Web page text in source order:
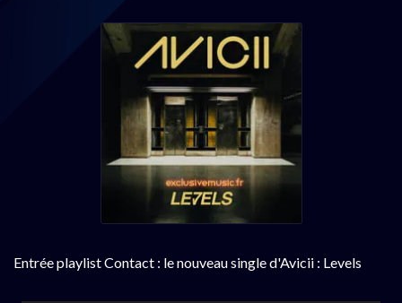
Entrée playlist Contact : le nouveau single d'Avicii : Levels